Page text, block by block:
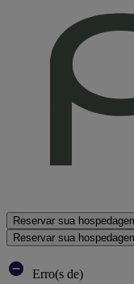
Reservar sua
Reservar sua
Erro(s de)